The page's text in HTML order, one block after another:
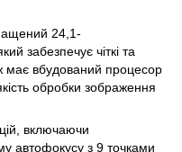
24,1-
забезпечує чіткі та
має вбудований процесор
обробки зображення
включаючи
автофокусу з 9 точками